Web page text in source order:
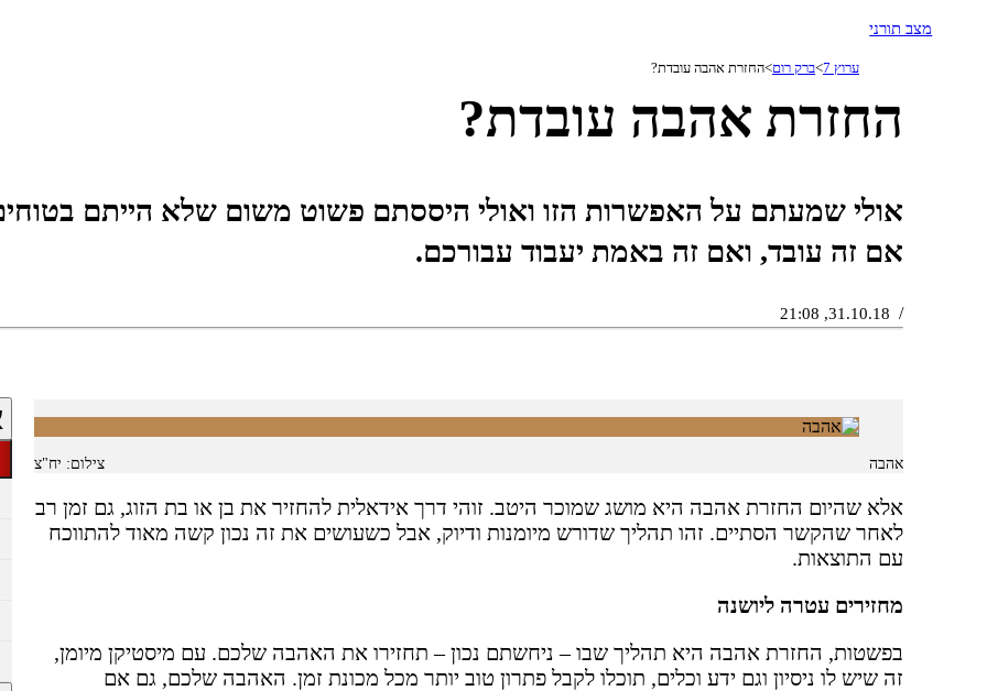
מצב תורני
ערוץ 7 ברק רום החזרת אהבה עובדת?
החזרת אהבה עובדת?
אולי שמעתם על האפשרות הזו ואולי היססתם פשוט משום שלא הייתם
אם זה עובד, ואם זה באמת יעבוד עבורכם.
31.10.18, 21:08
אהבה צילום: יח"צ
אלא שהיום החזרת אהבה היא מושג שמוכר היטב. זוהי דרך אידאלית להחזיר את בן או בת הזוג, גם זמן רב
לאחר שהקשר הסתיים. זהו תהליך שדורש מיומנות ודיוק, אבל כשעושים את זה נכון קשה מאוד להתווכח
עם התוצאות.
מחזירים עטרה ליושנה
בפשטות, החזרת אהבה היא תהליך שבו – ניחשתם נכון – תחזירו את האהבה שלכם. עם מיסטיקן מיומן,
זה שיש לו ניסיון וגם ידע וכלים, תוכלו לקבל פתרון טוב יותר מכל מכונת זמן. האהבה שלכם, גם אם